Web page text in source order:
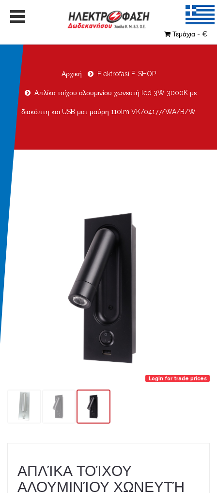
Τεμάχια - €
Αρχική Elektrofasi E-SHOP
Απλίκα τοίχου αλουμινίου χωνευτή led 3W 3000K με
διακόπτη και USB ματ μαύρη 110lm VK/04177/WA/B/W
Login for trade prices
ΑΠΛΊΚΑ ΤΟΊΧΟΥ
ΑΛΟΥΜΙΝΊΟΥ ΧΩΝΕΥΤΉ